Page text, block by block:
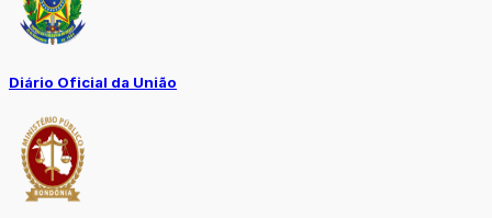
Diário Oficial da União